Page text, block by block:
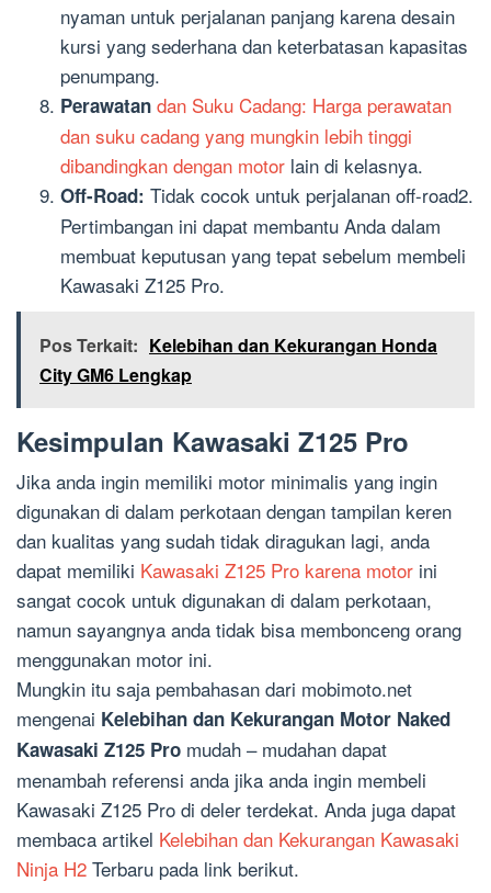
nyaman untuk perjalanan panjang karena desain
kursi yang sederhana dan keterbatasan kapasitas
penumpang.
Perawatan dan Suku Cadang: Harga perawatan
dan suku cadang yang mungkin lebih tinggi
dibandingkan dengan motor lain di kelasnya.
Off-Road: Tidak cocok untuk perjalanan off-road2.
Pertimbangan ini dapat membantu Anda dalam
membuat keputusan yang tepat sebelum membeli
Kawasaki Z125 Pro.
Pos Terkait: Kelebihan dan Kekurangan Honda
City GM6 Lengkap
Kesimpulan Kawasaki Z125 Pro
Jika anda ingin memiliki motor minimalis yang ingin
digunakan di dalam perkotaan dengan tampilan keren
dan kualitas yang sudah tidak diragukan lagi, anda
dapat memiliki Kawasaki Z125 Pro karena motor ini
sangat cocok untuk digunakan di dalam perkotaan,
namun sayangnya anda tidak bisa membonceng orang
menggunakan motor ini.
Mungkin itu saja pembahasan dari mobimoto.net
mengenai Kelebihan dan Kekurangan Motor Naked
Kawasaki Z125 Pro mudah – mudahan dapat
menambah referensi anda jika anda ingin membeli
Kawasaki Z125 Pro di deler terdekat. Anda juga dapat
membaca artikel Kelebihan dan Kekurangan Kawasaki
Ninja H2 Terbaru pada link berikut.